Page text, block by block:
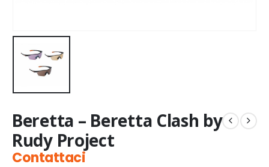
Beretta – Beretta Clash by
Rudy Project
Contattaci